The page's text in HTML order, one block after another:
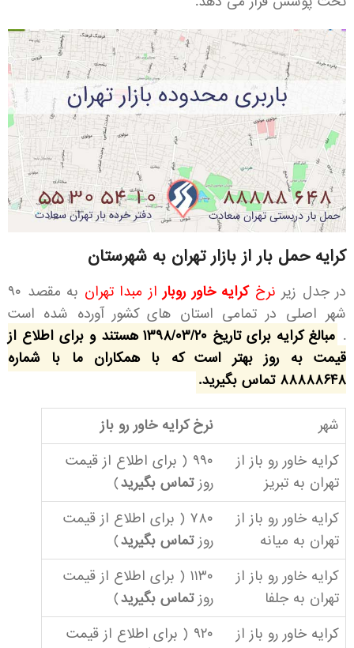
کرایه حمل بار از بازار تهران به شهرستان
در جدل زیر نرخکرایه خاور روبار از مبدا تهران
به مقصد ۹۰
شهر اصلی در تمامی استان های کشور آورده شده است
.
مبالغ کرایه برای تاریخ ۱۳۹۸/۰۳/۲۰ هستند و برای اطلاع از
قیمت به روز بهتر است که با همکاران ما با شماره
۸۸۸۸۸۶۴۸ تماس بگیرید.
شهر
نرخ کرایه خاور رو باز
کرایه خاور رو باز از
تهران به تبریز
۹۹۰ ( برای اطلاع از قیمت
روزتماس بگیرید)
کرایه خاور رو باز از
تهران به میانه
۷۸۰ ( برای اطلاع از قیمت
روزتماس بگیرید)
کرایه خاور رو باز از
تهران به جلفا
۱۱۳۰ ( برای اطلاع از قیمت
روزتماس بگیرید)
کرایه خاور رو باز از
۹۲۰ ( برای اطلاع از قیمت